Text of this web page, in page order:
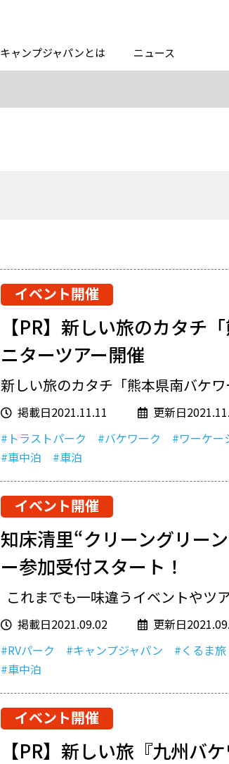
キャンプジャパンとは ニュース
イベント開催
【PR】新しい旅のカタチ
ニターツアー開催
新しい旅のカタチ「熊本県南バケ
掲載日2021.11.11
更新日
#トラストパーク
#バケワーク #ワーケー
#車中泊
#車泊
イベント開催
知床清里“クリーングリー
ー参加受付スタート！
これまでも一味違うイベントやツ
掲載日2021.09.02
更新日
#RVパーク
#キャンプジャパン #くるま旅
#車中泊
イベント開催
【PR】新しい旅『九州バ